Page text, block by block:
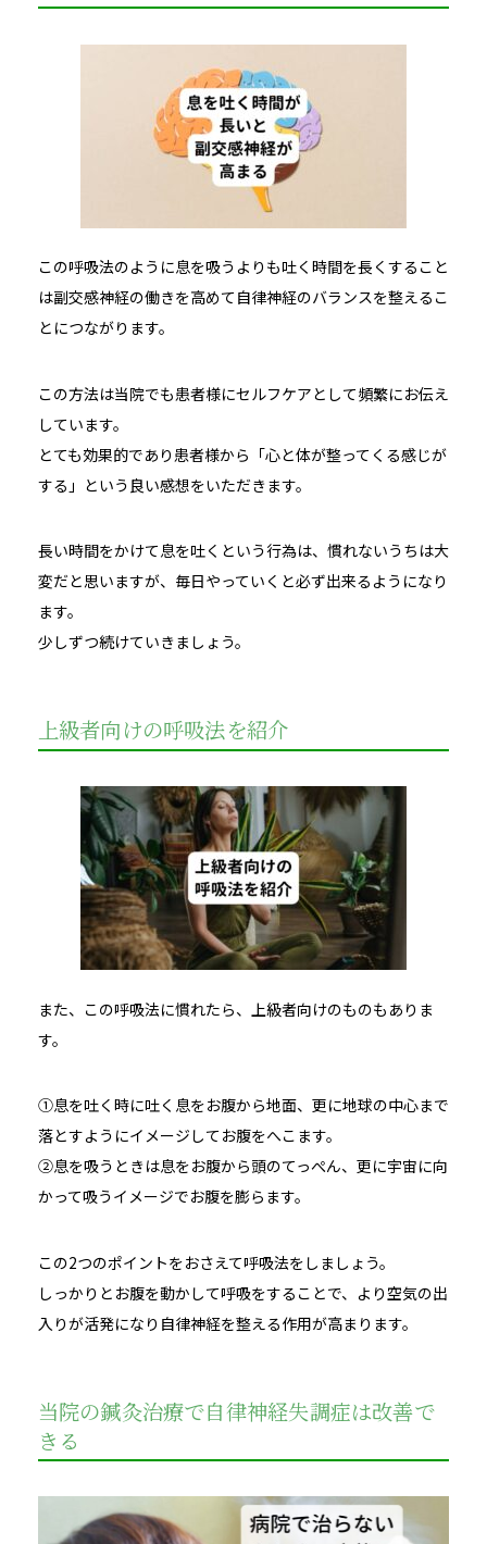
この呼吸法のように息を吸うよりも吐く時間を長くすること
は副交感神経の働きを高めて自律神経のバランスを整えるこ
とにつながります。
この方法は当院でも患者様にセルフケアとして頻繁にお伝え
しています。
とても効果的であり患者様から「心と体が整ってくる感じが
する」という良い感想をいただきます。
長い時間をかけて息を吐くという行為は、慣れないうちは大
変だと思いますが、毎日やっていくと必ず出来るようになり
ます。
少しずつ続けていきましょう。
上級者向けの呼吸法を紹介
また、この呼吸法に慣れたら、上級者向けのものもありま
す。
①息を吐く時に吐く息をお腹から地面、更に地球の中心まで
落とすようにイメージしてお腹をへこます。
②息を吸うときは息をお腹から頭のてっぺん、更に宇宙に向
かって吸うイメージでお腹を膨らます。
この2つのポイントをおさえて呼吸法をしましょう。
しっかりとお腹を動かして呼吸をすることで、より空気の出
入りが活発になり自律神経を整える作用が高まります。
当院の鍼灸治療で自律神経失調症は改善で
きる